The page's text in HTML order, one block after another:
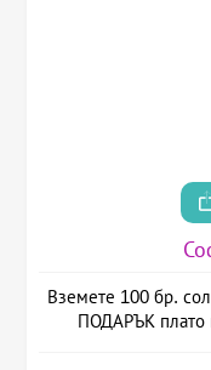
Вземете 100 бр.
ПОДАРЪК плато